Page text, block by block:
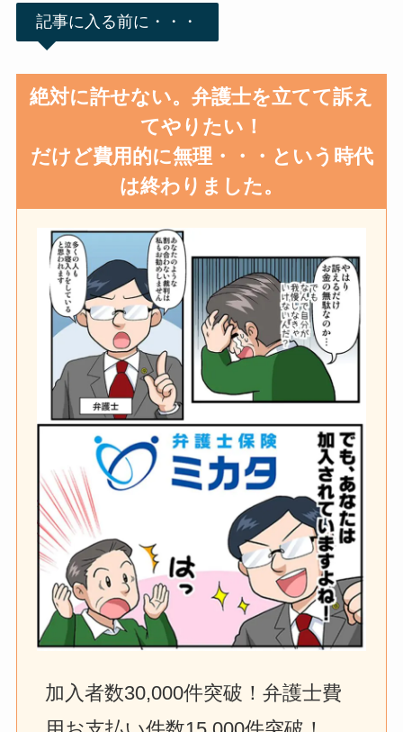
記事に入る前に・・・
絶対に許せない。弁護士を立てて訴え
てやりたい！
だけど費用的に無理・・・という時代
は終わりました。
加入者数30,000件突破！弁護士費